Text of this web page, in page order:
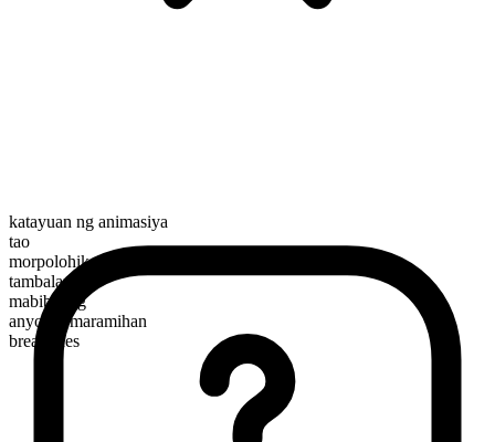
katayuan ng animasiya
tao
morpolohikal na kayarian
tambalan
mabibilang
anyo ng maramihan
breadlines